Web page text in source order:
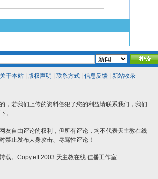
关于本站| 版权声明 联系方式| 信息反馈| 新站收录
，若我们上传的资料侵犯了您的利益请联系我们，我们
。
友自由评论的权利，但所有评论，均不代表天主教在线
禁止发布人身攻击、辱骂性评论！
载。Copyleft 2003 天主教在线 佳播工作室